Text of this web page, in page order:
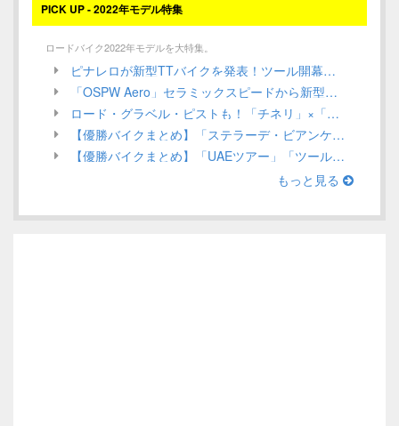
PICK UP - 2022年モデル特集
ロードバイク2022年モデルを大特集。
ピナレロが新型TTバイクを発表！ツール開幕戦でガンナがステージ優勝を狙う！／ INEOS Grenadiers【Tour de France 2022】
「OSPW Aero」セラミックスピードから新型エアロプーリーシステムが発売！UCI規定による認定は？／CeramicSpeed
ロード・グラベル・ピストも！「チネリ」×「インテル」ミラノを代表する2つのアイコンがコラボアイテムを発表／Cinelli 2022年モデル ロードバイク
【優勝バイクまとめ】「ステラーデ・ビアンケ」ほか、3月第1週目／ロードレース 2022
【優勝バイクまとめ】「UAEツアー」「ツール・ド・ルワンダ」ほか、2月第4週目（Stage Race編）／ロードレース 2022
もっと見る